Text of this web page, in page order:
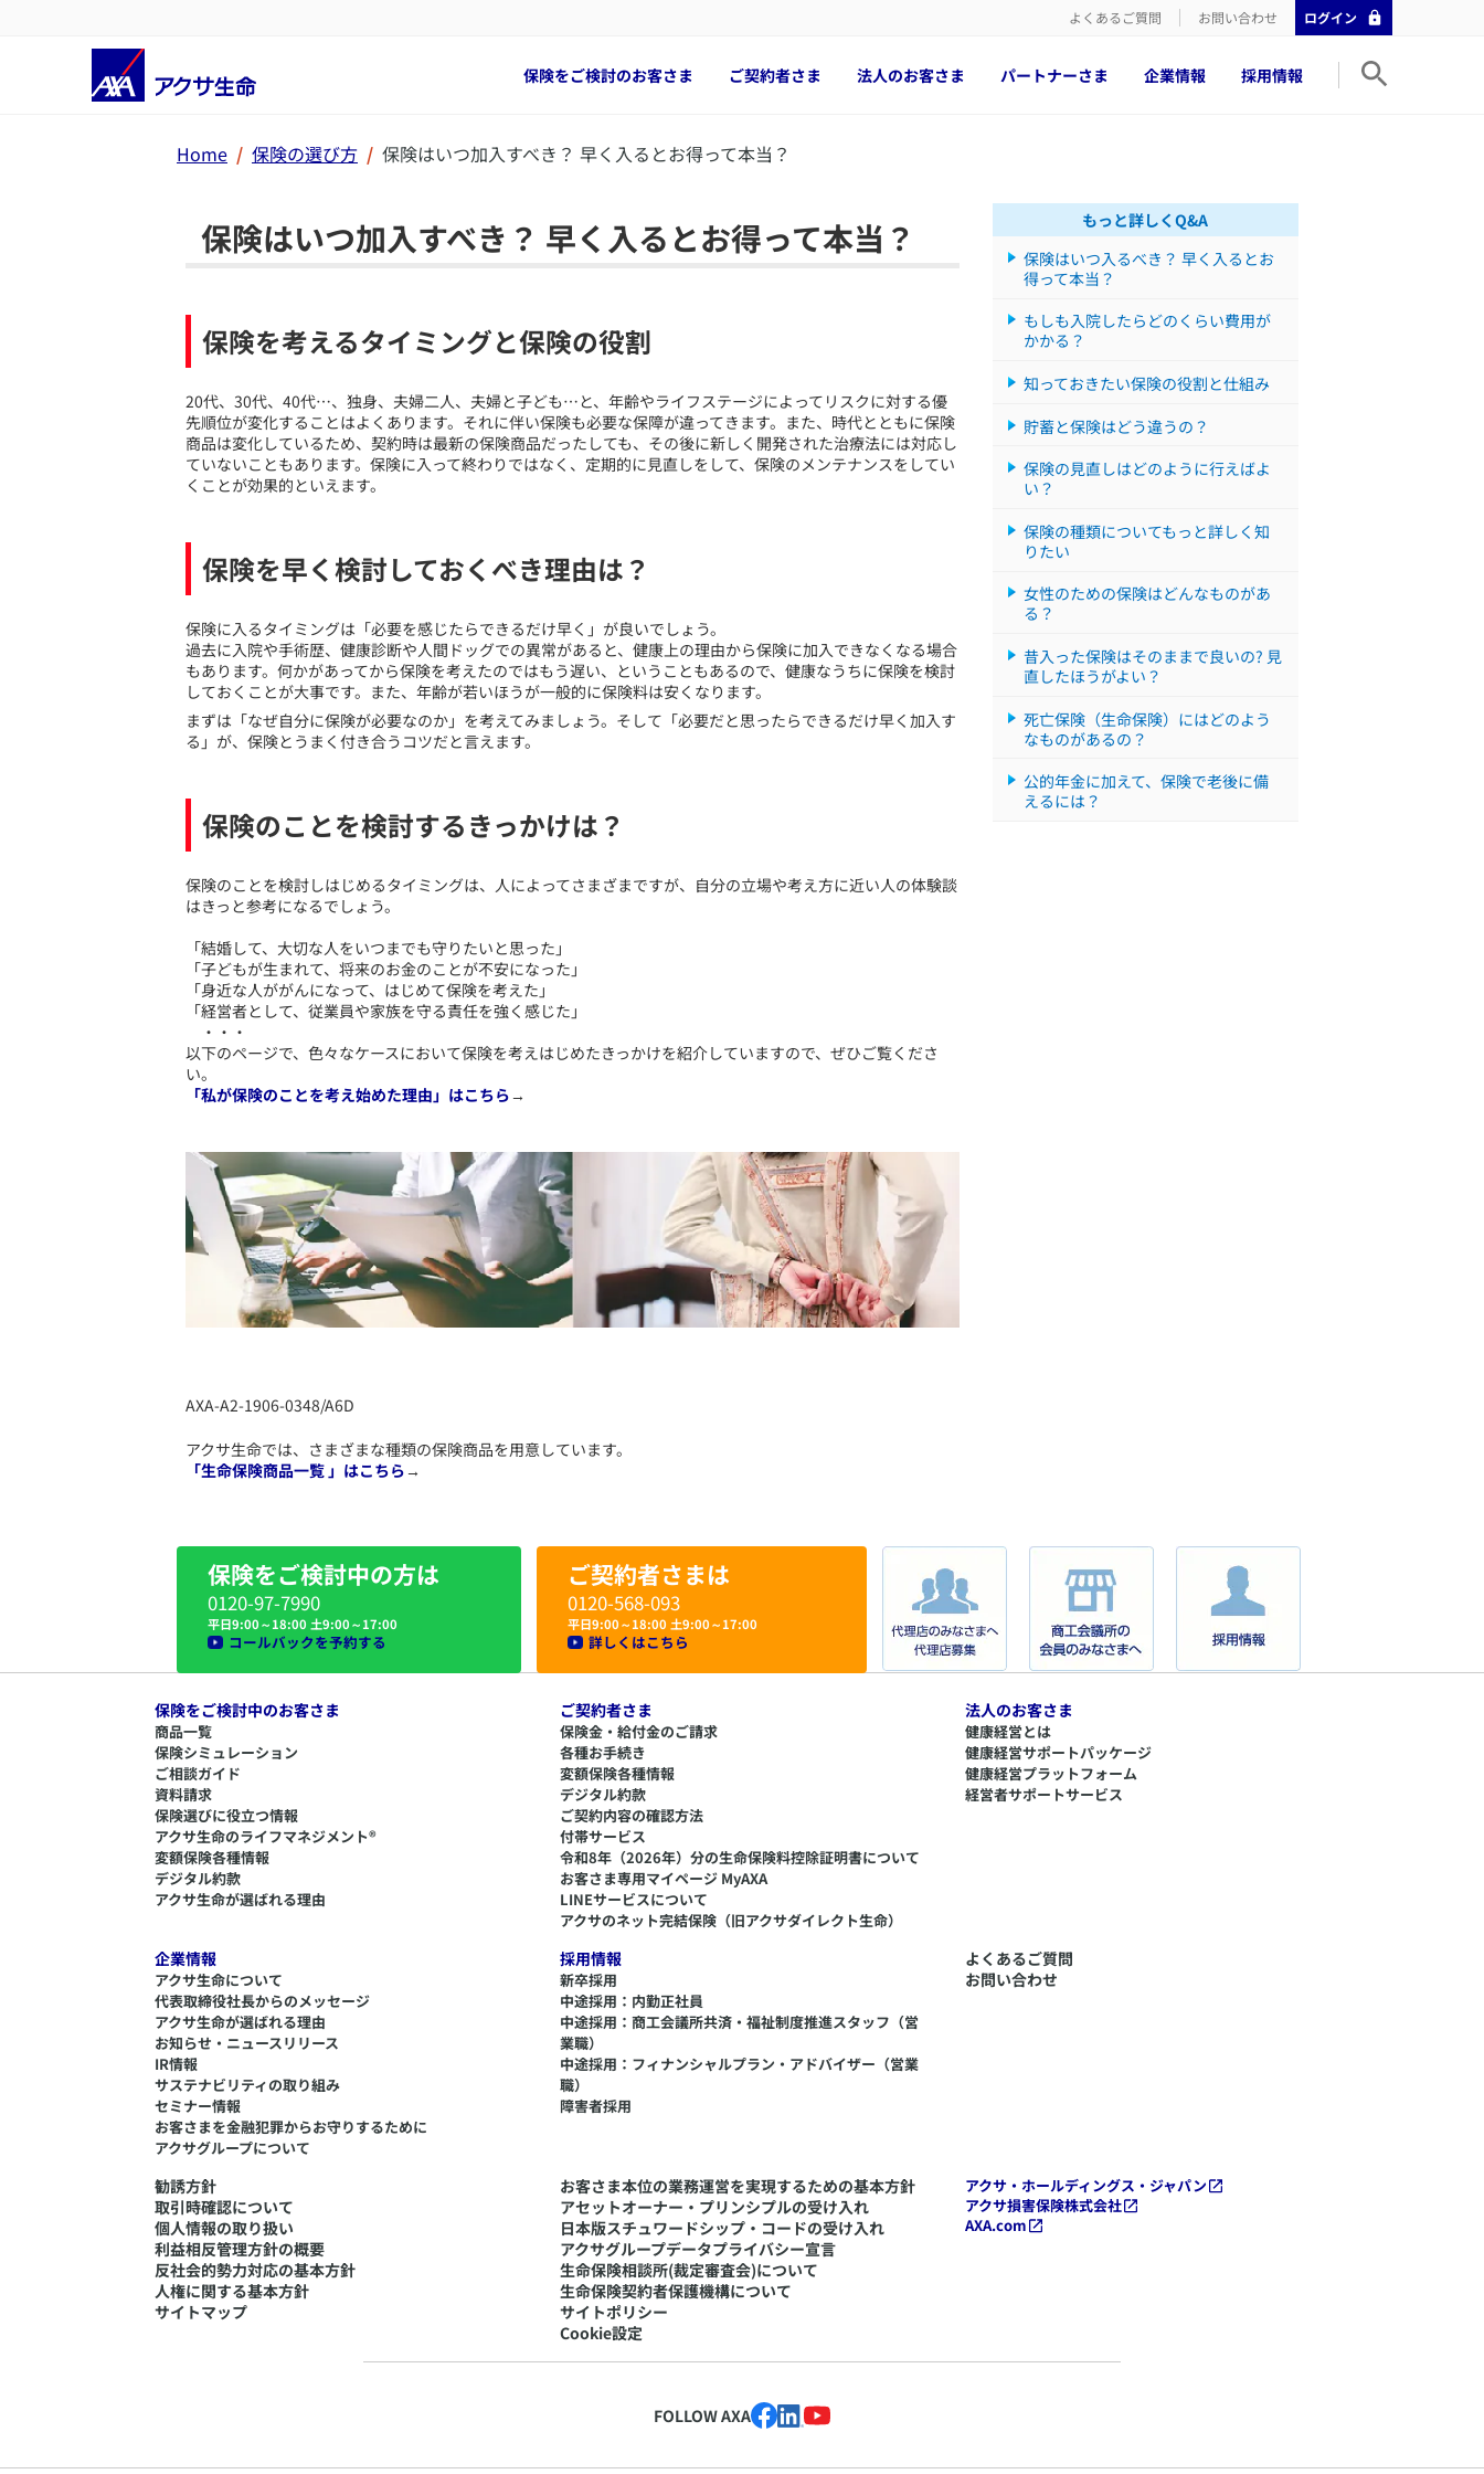
よくあるご質問 お問い合わせ ログイン
保険をご検討のお客さま ご契約者さま 法人のお客さま パートナーさま 企業情報 採用情報
Home 保険の選び方 保険はいつ加入すべき？ 早く入るとお得って本当？
保険はいつ加入すべき？ 早く入るとお得って本当？
保険を考えるタイミングと保険の役割
​20代、30代、40代…、独身、夫婦二人、夫婦と子ども…と、年齢やライフステージによってリスクに対する優
先順位が変化することはよくあります。それに伴い保険も必要な保障が違ってきます。また、時代とともに保険
商品は変化しているため、契約時は最新の保険商品だったしても、その後に新しく開発された治療法には対応し
ていないこともあります。保険に入って終わりではなく、定期的に見直しをして、保険のメンテナンスをしてい
くことが効果的といえます。
保険を早く検討しておくべき理由は？
​保険に入るタイミングは「必要を感じたらできるだけ早く」が良いでしょう。
過去に入院や手術歴、健康診断や人間ドッグでの異常があると、健康上の理由から保険に加入できなくなる場合
もあります。何かがあってから保険を考えたのではもう遅い、ということもあるので、健康なうちに保険を検討
しておくことが大事です。また、年齢が若いほうが一般的に保険料は安くなります。
まずは「なぜ自分に保険が必要なのか」を考えてみましょう。そして「必要だと思ったらできるだけ早く加入す
る」が、保険とうまく付き合うコツだと言えます。
保険のことを検討するきっかけは？
​保険のことを検討しはじめるタイミングは、人によってさまざまですが、自分の立場や考え方に近い人の体験談
はきっと参考になるでしょう。
「結婚して、大切な人をいつまでも守りたいと思った」
「子どもが生まれて、将来のお金のことが不安になった」
「身近な人ががんになって、はじめて保険を考えた」
「経営者として、従業員や家族を守る責任を強く感じた」
・・・
以下のページで、色々なケースにおいて保険を考えはじめたきっかけを紹介していますので、ぜひご覧くださ
い。
「私が保険のことを考え始めた理由」はこちら→
AXA-A2-1906-0348/A6D
​アクサ生命では、さまざまな種類の保険商品を用意しています。
「生命保険商品一覧 」はこちら→
もっと詳しくQ&A
保険はいつ入るべき？ 早く入るとお
得って本当？
もしも入院したらどのくらい費用が
かかる？
知っておきたい保険の役割と仕組み
貯蓄と保険はどう違うの？
保険の見直しはどのように行えばよ
い？
保険の種類についてもっと詳しく知
りたい
女性のための保険はどんなものがあ
る？
昔入った保険はそのままで良いの? 見
直したほうがよい？
死亡保険（生命保険）にはどのよう
なものがあるの？
公的年金に加えて、保険で老後に備
えるには？
保険をご検討中の方は
0120-97-7990
平日9:00～18:00 土9:00～17:00
コールバックを予約する
ご契約者さまは
0120-568-093
平日9:00～18:00 土9:00～17:00
詳しくはこちら
FOLLOW AXA
保険をご検討中のお客さま
商品一覧
保険シミュレーション
ご相談ガイド
資料請求
保険選びに役立つ情報
​アクサ生命のライフマネジメント®
変額保険各種情報
デジタル約款
アクサ生命が選ばれる理由
ご契約者さま
保険金・給付金のご請求
各種お手続き
変額保険各種情報
デジタル約款
ご契約内容の確認方法
付帯サービス
令和8年（2026年）分の生命保険料控除証明書について
​お客さま専用マイページ MyAXA
LINEサービスについて
アクサのネット完結保険（旧アクサダイレクト生命）
法人のお客さま
健康経営とは
健康経営サポートパッケージ
健康経営プラットフォーム
経営者サポートサービス
企業情報
アクサ生命について
代表取締役社長からのメッセージ
アクサ生命が選ばれる理由
お知らせ・ニュースリリース
IR情報
サステナビリティの取り組み
セミナー情報
​お客さまを金融犯罪からお守りするために
アクサグループについて
採用情報
新卒採用
中途採用：内勤正社員
中途採用：商工会議所共済・福祉制度推進スタッフ（営
業職）
中途採用：フィナンシャルプラン・アドバイザー（営業
職）
障害者採用
よくあるご質問
お問い合わせ
勧誘方針
取引時確認について
個人情報の取り扱い
利益相反管理方針の概要
反社会的勢力対応の基本方針
人権に関する基本方針
サイトマップ
お客さま本位の業務運営を実現するための基本方針
アセットオーナー・プリンシプルの受け入れ
日本版スチュワードシップ・コードの受け入れ
アクサグループデータプライバシー宣言
生命保険相談所(裁定審査会)について
生命保険契約者保護機構について
サイトポリシー
Cookie設定
アクサ・ホールディングス・ジャパン
アクサ損害保険株式会社
AXA.com